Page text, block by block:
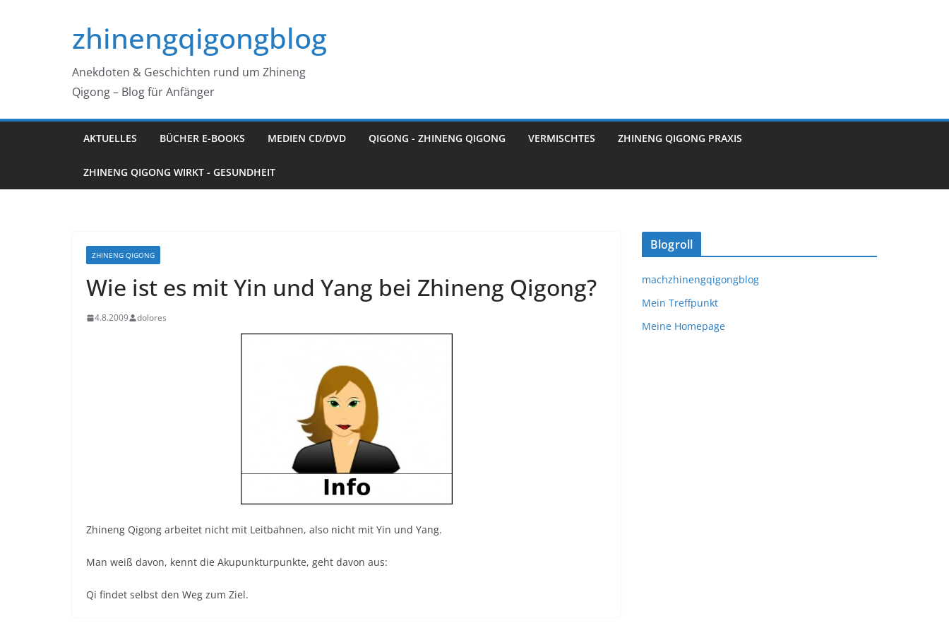
zhinengqigongblog
Anekdoten & Geschichten rund um Zhineng
Qigong – Blog für Anfänger
AKTUELLES BÜCHER E-BOOKS MEDIEN CD/DVD QIGONG - ZHINENG QIGONG VERMISCHTES ZHINENG QIGONG PRAXIS
ZHINENG QIGONG WIRKT - GESUNDHEIT
ZHINENG QIGONG
Wie ist es mit Yin und Yang bei Zhineng Qigong?
4.8.2009 dolores
Zhineng Qigong arbeitet nicht mit Leitbahnen, also nicht mit Yin und Yang.
Man weiß davon, kennt die Akupunkturpunkte, geht davon aus:
Qi findet selbst den Weg zum Ziel.
Blogroll
machzhinengqigongblog
Mein Treffpunkt
Meine Homepage